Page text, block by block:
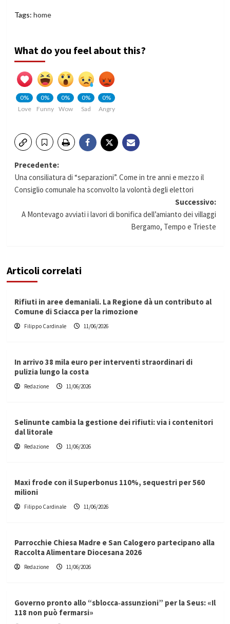
Tags: home
What do you feel about this?
0%
Love
0%
Funny
0%
Wow
0%
Sad
0%
Angry
Navigazione
articolo
Precedente:
Una consiliatura di “separazioni”. Come in tre anni e mezzo il
Consiglio comunale ha sconvolto la volontà degli elettori
Successivo:
A Montevago avviati i lavori di bonifica dell’amianto dei villaggi
Bergamo, Tempo e Trieste
Articoli correlati
Rifiuti in aree demaniali. La Regione dà un contributo al
Comune di Sciacca per la rimozione
Filippo Cardinale 11/06/2026
In arrivo 38 mila euro per interventi straordinari di
pulizia lungo la costa
Redazione 11/06/2026
Selinunte cambia la gestione dei rifiuti: via i contenitori
dal litorale
Redazione 11/06/2026
Maxi frode con il Superbonus 110%, sequestri per 560
milioni
Filippo Cardinale 11/06/2026
Parrocchie Chiesa Madre e San Calogero partecipano alla
Raccolta Alimentare Diocesana 2026
Redazione 11/06/2026
Governo pronto allo “sblocca‑assunzioni” per la Seus: «Il
118 non può fermarsi»